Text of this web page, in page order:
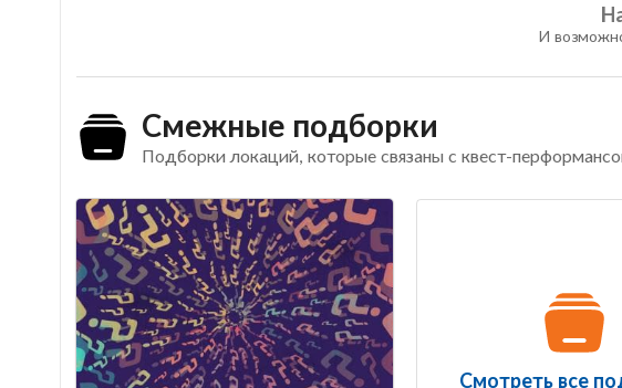
И
Смежные подборки
Подборки локаций, которые связаны с квест-
Смотреть все